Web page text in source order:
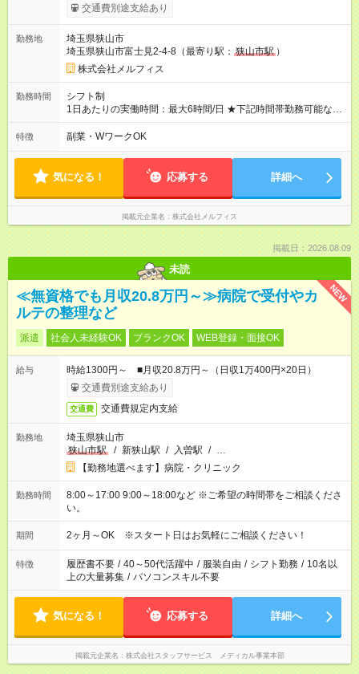
交通費別途支給あり
勤務地
埼玉県狭山市
埼玉県狭山市富士見2-4-8（最寄り駅： 狭山市駅 ）
株式会社メルフィス
勤務時間
シフト制
1日あたりの実働時間：最大6時間/日 ★下記時間帯勤務可能な方
を募集中★ [1]13:00～17:30 [2]13:00～19:00 [3]10:00～16:30
(学校休業日等) ※週2日・1シフトから勤務可能です。 ※[3]シフ
間】 平日10:00～19:00 学校休業日9:00～18:00
特徴 副業・WワークOK
気になる！ 応募する 詳細へ
掲載元企業名 株式会社メルフィス
掲載日：2026.08.09
未読
NEW
≪無資格でも月収20.8万円～≫病院で受付やカ
ルテの整理など
派遣 社会人未経験OK ブランクOK WEB登録・面接OK
給与
時給1300円～ ■月収20.8万円～（日収1万400円×20日）
交通費別途支給あり
交通費 交通費規定内支給
勤務地
埼玉県狭山市
狭山市駅
/ 新狭山駅 / 入曽駅 / …
【勤務地選べます】病院・クリニック
勤務時間
8:00～17:00 9:00～18:00など ※ご希望の時間帯をご相談くださ
い。
期間 2ヶ月～OK ※スタート日はお気軽にご相談ください！
特徴 履歴書不要 / 40～50代活躍中 / 服装自由 / シフト勤務 / 10名以
上の大量募集 / パソコンスキル不要
気になる！ 応募する 詳細へ
掲載元企業名 株式会社スタッフサービス メディカル事業本部